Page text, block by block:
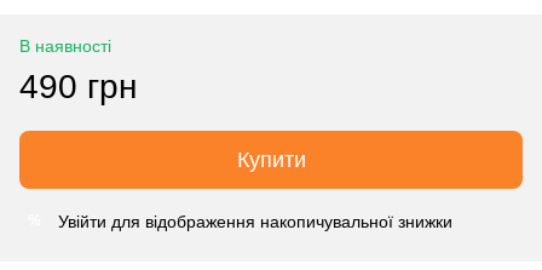
В наявності
490 грн
Купити
Увійти для відображення накопичувальної знижки